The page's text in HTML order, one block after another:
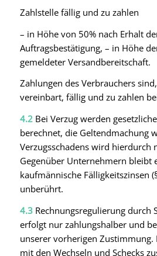
Zahlstelle fällig und zu zahlen
– in Höhe von 50% nach Erhalt
Auftragsbestätigung, – in Höhe
gemeldeter Versandbereitschaft.
Zahlungen des Verbrauchers
vereinbart, fällig und zu zahlen
4.2Bei Verzug werden
berechnet, die Geltendmachung
Verzugsschadens wird hierdurch
Gegenüber Unternehmern bleibt
kaufmännische Fälligkeitszinsen
unberührt.
4.3Rechnungsregulierung durch
erfolgt nur zahlungshalber und
unserer vorherigen Zustimmung.
mit den Wechseln und Schecks